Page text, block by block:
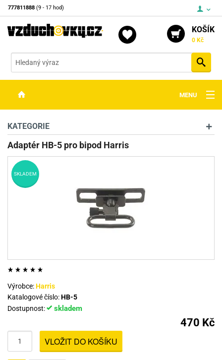
777811888 (9 - 17 hod)
KOŠÍK
0 Kč
MENU
OPTIKA
STŘELIVO
PŘÍSLUŠENSTVÍ
KATEGORIE
Adaptér HB-5 pro bipod Harris
SKLADEM
Výrobce:Harris
Katalogové číslo:HB-5
Dostupnost:
skladem
470 Kč
VLOŽIT DO KOŠÍKU